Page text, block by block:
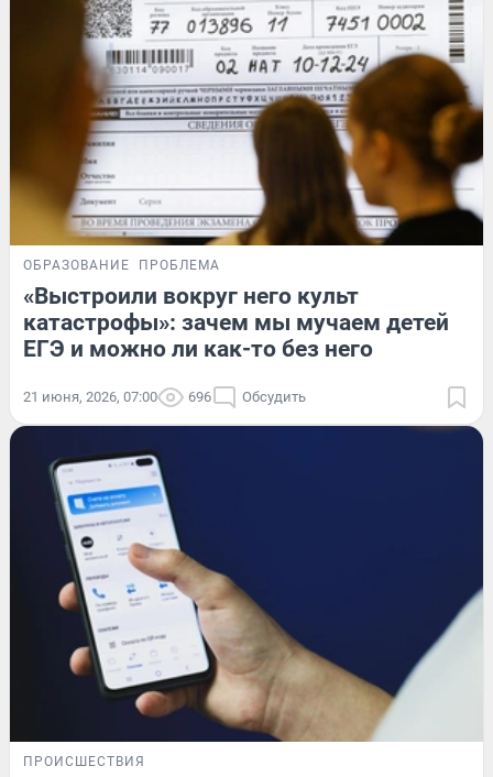
ОБРАЗОВАНИЕ ПРОБЛЕМА
«Выстроили вокруг него культ
катастрофы»: зачем мы мучаем детей
ЕГЭ и можно ли как-то без него
21 июня, 2026, 07:00 696 Обсудить
ПРОИСШЕСТВИЯ